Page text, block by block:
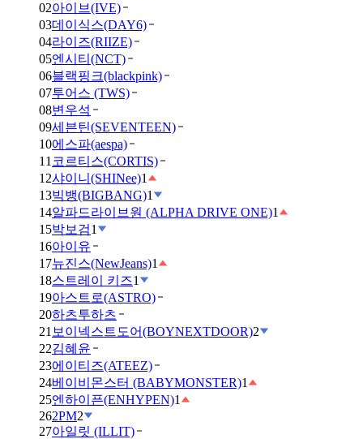
02아이브(IVE)
03데이식스(DAY6)
04라이즈(RIIZE)
05엔시티(NCT)
06블랙핑크(blackpink)
07투어스 (TWS)
08변우석
09세븐틴(SEVENTEEN)
10에스파(aespa)
11 코르티스(CORTIS)
12샤이니(SHINee)1
13빅뱅(BIGBANG)1
14알파드라이브원 (ALPHA DRIVE ONE)1
15박보검1
16아이유
17뉴진스(NewJeans)1
18스트레이 키즈1
19아스트로(ASTRO)
20하츠투하츠
21 보이넥스트도어(BOYNEXTDOOR)2
22김혜윤
23에이티즈(ATEEZ)
24베이비몬스터 (BABYMONSTER)1
25엔하이픈(ENHYPEN)1
262PM2
27아일릿 (ILLIT)